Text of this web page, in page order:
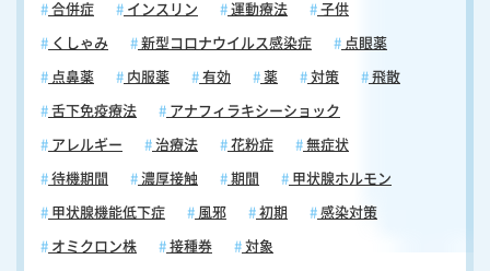
合併症 インスリン 運動療法 子供
くしゃみ 新型コロナウイルス感染症 点眼薬
点鼻薬 内服薬 有効 薬 対策 飛散
舌下免疫療法 アナフィラキシーショック
アレルギー 治療法 花粉症 無症状
待機期間 濃厚接触 期間 甲状腺ホルモン
甲状腺機能低下症 風邪 初期 感染対策
オミクロン株 接種券 対象